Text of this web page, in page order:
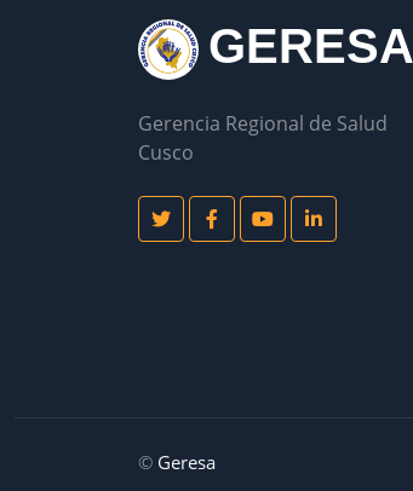
GERESA
Gerencia Regional de Salud
Cusco
© Geresa